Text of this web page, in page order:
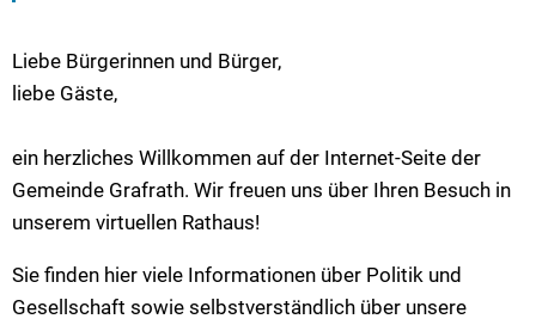
Liebe Bürgerinnen und Bürger,
liebe Gäste,
ein herzliches Willkommen auf der Internet-Seite der
Gemeinde Grafrath. Wir freuen uns über Ihren Besuch in
unserem virtuellen Rathaus!
Sie finden hier viele Informationen über Politik und
Gesellschaft sowie selbstverständlich über unsere